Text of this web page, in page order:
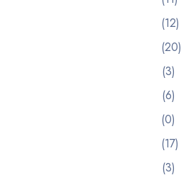
(12)
(20)
(3)
(6)
(0)
(17)
(3)